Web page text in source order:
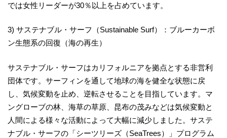
では女性リーダーが30％以上を占めています。
3) サステナブル・サーフ（Sustainable Surf）：ブルーカーボ
ン生態系の回復（海の再生）
サステナブル・サーフはカリフォルニアを拠点とする非営利
団体です。サーフィンを通して地球の海を健全な状態に戻
し、気候変動を止め、逆転させることを目指しています。マ
ングローブの林、海草の草原、昆布の茂みなどは気候変動と
人間による様々な活動によって大幅に減少しました。サステ
ナブル・サーフの「シーツリーズ（SeaTrees）」プログラム